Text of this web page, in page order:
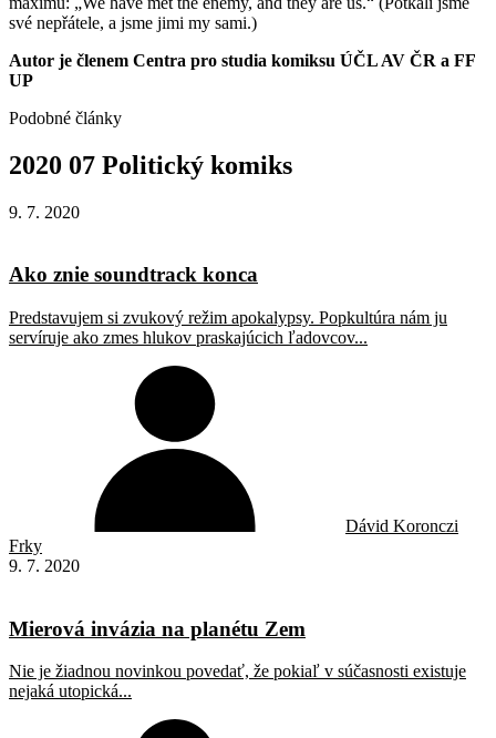
své nepřátele, a jsme jimi my sami.)
Autor je členem Centra pro studia komiksu ÚČL AV ČR a FF
UP
Podobné články
2020 07 Politický komiks
9. 7. 2020
Ako znie soundtrack konca
Predstavujem si zvukový režim apokalypsy. Popkultúra nám ju
servíruje ako zmes hlukov praskajúcich ľadovcov...
Dávid Koronczi
Frky
9. 7. 2020
Mierová invázia na planétu Zem
Nie je žiadnou novinkou povedať, že pokiaľ v súčasnosti existuje
nejaká utopická...